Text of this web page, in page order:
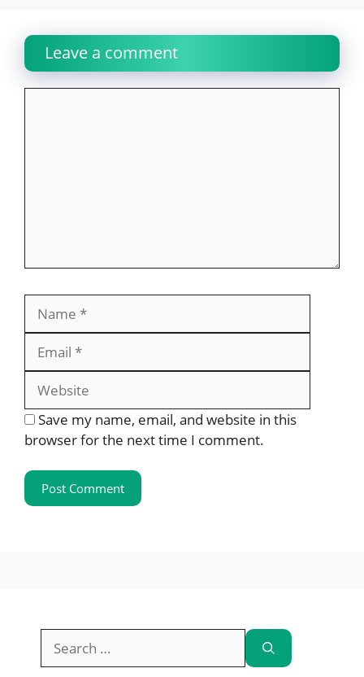
Leave a comment
Save my name, email, and website in this
browser for the next time I comment.